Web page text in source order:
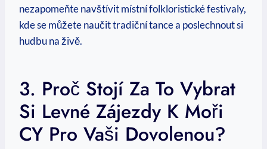
nezapomeňte navštívit místní folkloristické festivaly,
kde se můžete naučit tradiční tance a poslechnout si
hudbu na živě.⁤
3. Proč Stojí Za To Vybrat
Si Levné ​Zájezdy K Moři
CY Pro Vaši Dovolenou?